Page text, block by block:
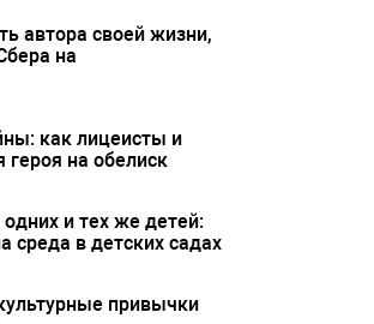
автора своей жизни,
на
как лицеисты и
героя на обелиск
и тех же детей:
среда в детских садах
привычки